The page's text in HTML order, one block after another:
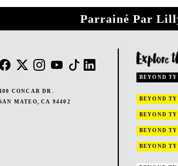
Parrainé Par
CONCAR DR.
MATEO, CA 94402
BEYOND
BEYOND
BEYOND
BEYOND
BEYOND